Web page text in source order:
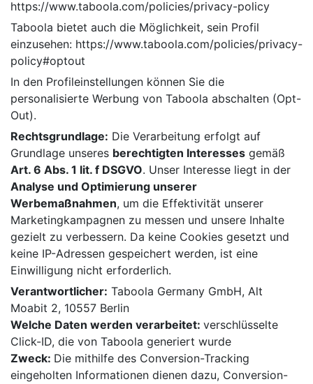
https://www.taboola.com/policies/privacy-policy
Taboola bietet auch die Möglichkeit, sein Profil
einzusehen: https://www.taboola.com/policies/privacy-
policy#optout
In den Profileinstellungen können Sie die
personalisierte Werbung von Taboola abschalten (Opt-
Out).
Rechtsgrundlage: Die Verarbeitung erfolgt auf
Grundlage unseres berechtigten Interesses gemäß
Art. 6 Abs. 1 lit. f DSGVO. Unser Interesse liegt in der
Analyse und Optimierung unserer
Werbemaßnahmen, um die Effektivität unserer
Marketingkampagnen zu messen und unsere Inhalte
gezielt zu verbessern. Da keine Cookies gesetzt und
keine IP-Adressen gespeichert werden, ist eine
Einwilligung nicht erforderlich.
Verantwortlicher: Taboola Germany GmbH, Alt
Moabit 2, 10557 Berlin
Welche Daten werden verarbeitet: verschlüsselte
Click-ID, die von Taboola generiert wurde
Zweck: Die mithilfe des Conversion-Tracking
eingeholten Informationen dienen dazu, Conversion-